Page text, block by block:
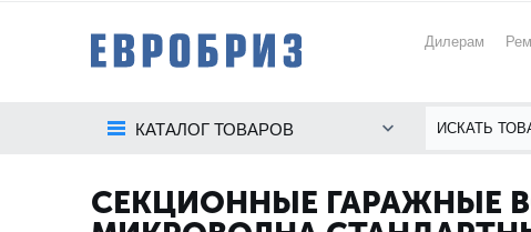
Дилерам
КАТАЛОГ ТОВАРОВ
СЕКЦИОННЫЕ ГАРАЖНЫЕ